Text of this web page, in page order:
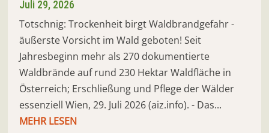
Juli 29, 2026
Totschnig: Trockenheit birgt Waldbrandgefahr -
äußerste Vorsicht im Wald geboten! Seit
Jahresbeginn mehr als 270 dokumentierte
Waldbrände auf rund 230 Hektar Waldfläche in
Österreich; Erschließung und Pflege der Wälder
essenziell Wien, 29. Juli 2026 (aiz.info). - Das...
MEHR LESEN